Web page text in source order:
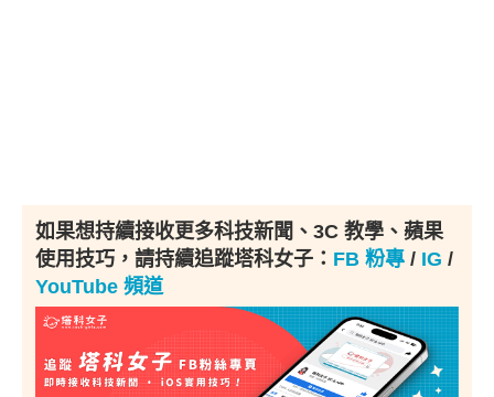
如果想持續接收更多科技新聞、3C 教學、蘋果
使用技巧，請持續追蹤塔科女子： FB 粉專 / IG /
YouTube 頻道